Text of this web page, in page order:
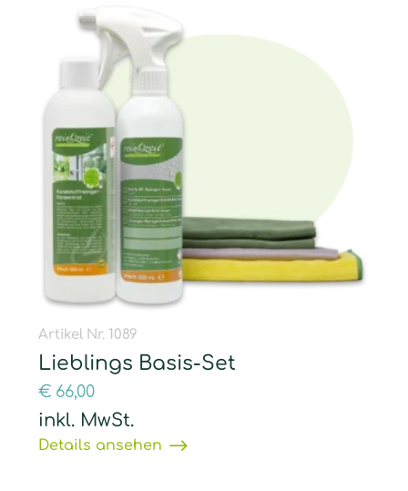
Artikel Nr. 1089
Lieblings Basis-Set
€ 66,00
inkl. MwSt.
Details ansehen